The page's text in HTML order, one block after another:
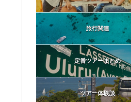
旅行関連
定番ツアーまとめ
ツアー体験談